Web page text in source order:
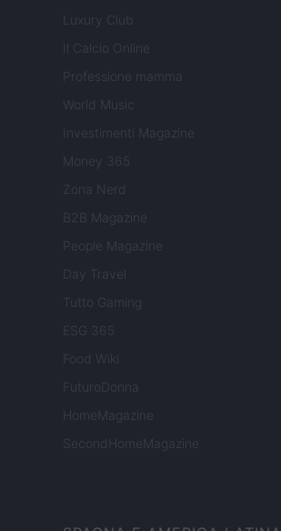
Luxury Club
Il Calcio Online
Professione mamma
World Music
Investimenti Magazine
Money 365
Zona Nerd
B2B Magazine
People Magazine
Day Travel
Tutto Gaming
ESG 365
Food Wiki
FuturoDonna
HomeMagazine
SecondHomeMagazine